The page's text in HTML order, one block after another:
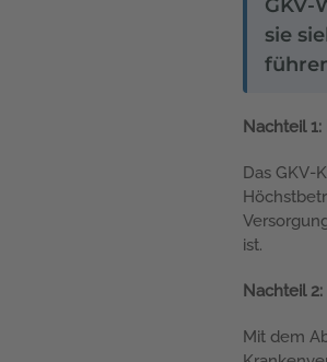
GKV-
sie
Nachteil
Das GKV-
ist.
Nachteil
Mit dem